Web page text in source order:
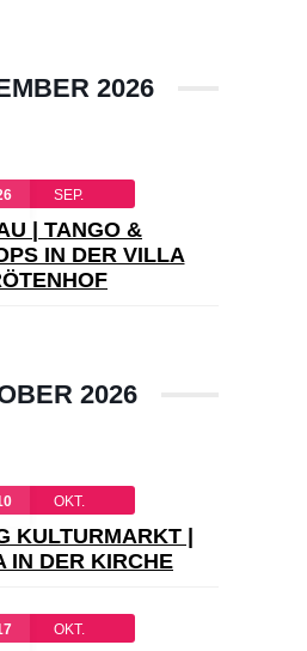
2026
SEP.
| TANGO &
IN DER VILLA
2026
OKT.
KULTURMARKT |
IN DER KIRCHE
OKT.